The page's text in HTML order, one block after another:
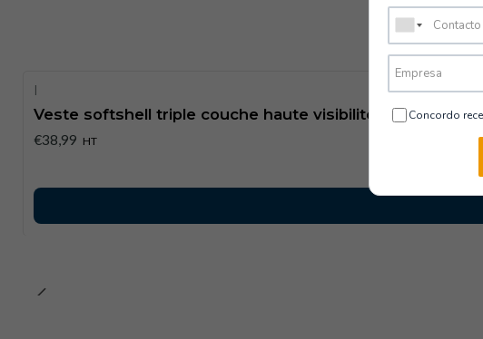
|
Veste softshell triple couche haute visibilité Eclipse HV |
€38,99 HT
Concordo